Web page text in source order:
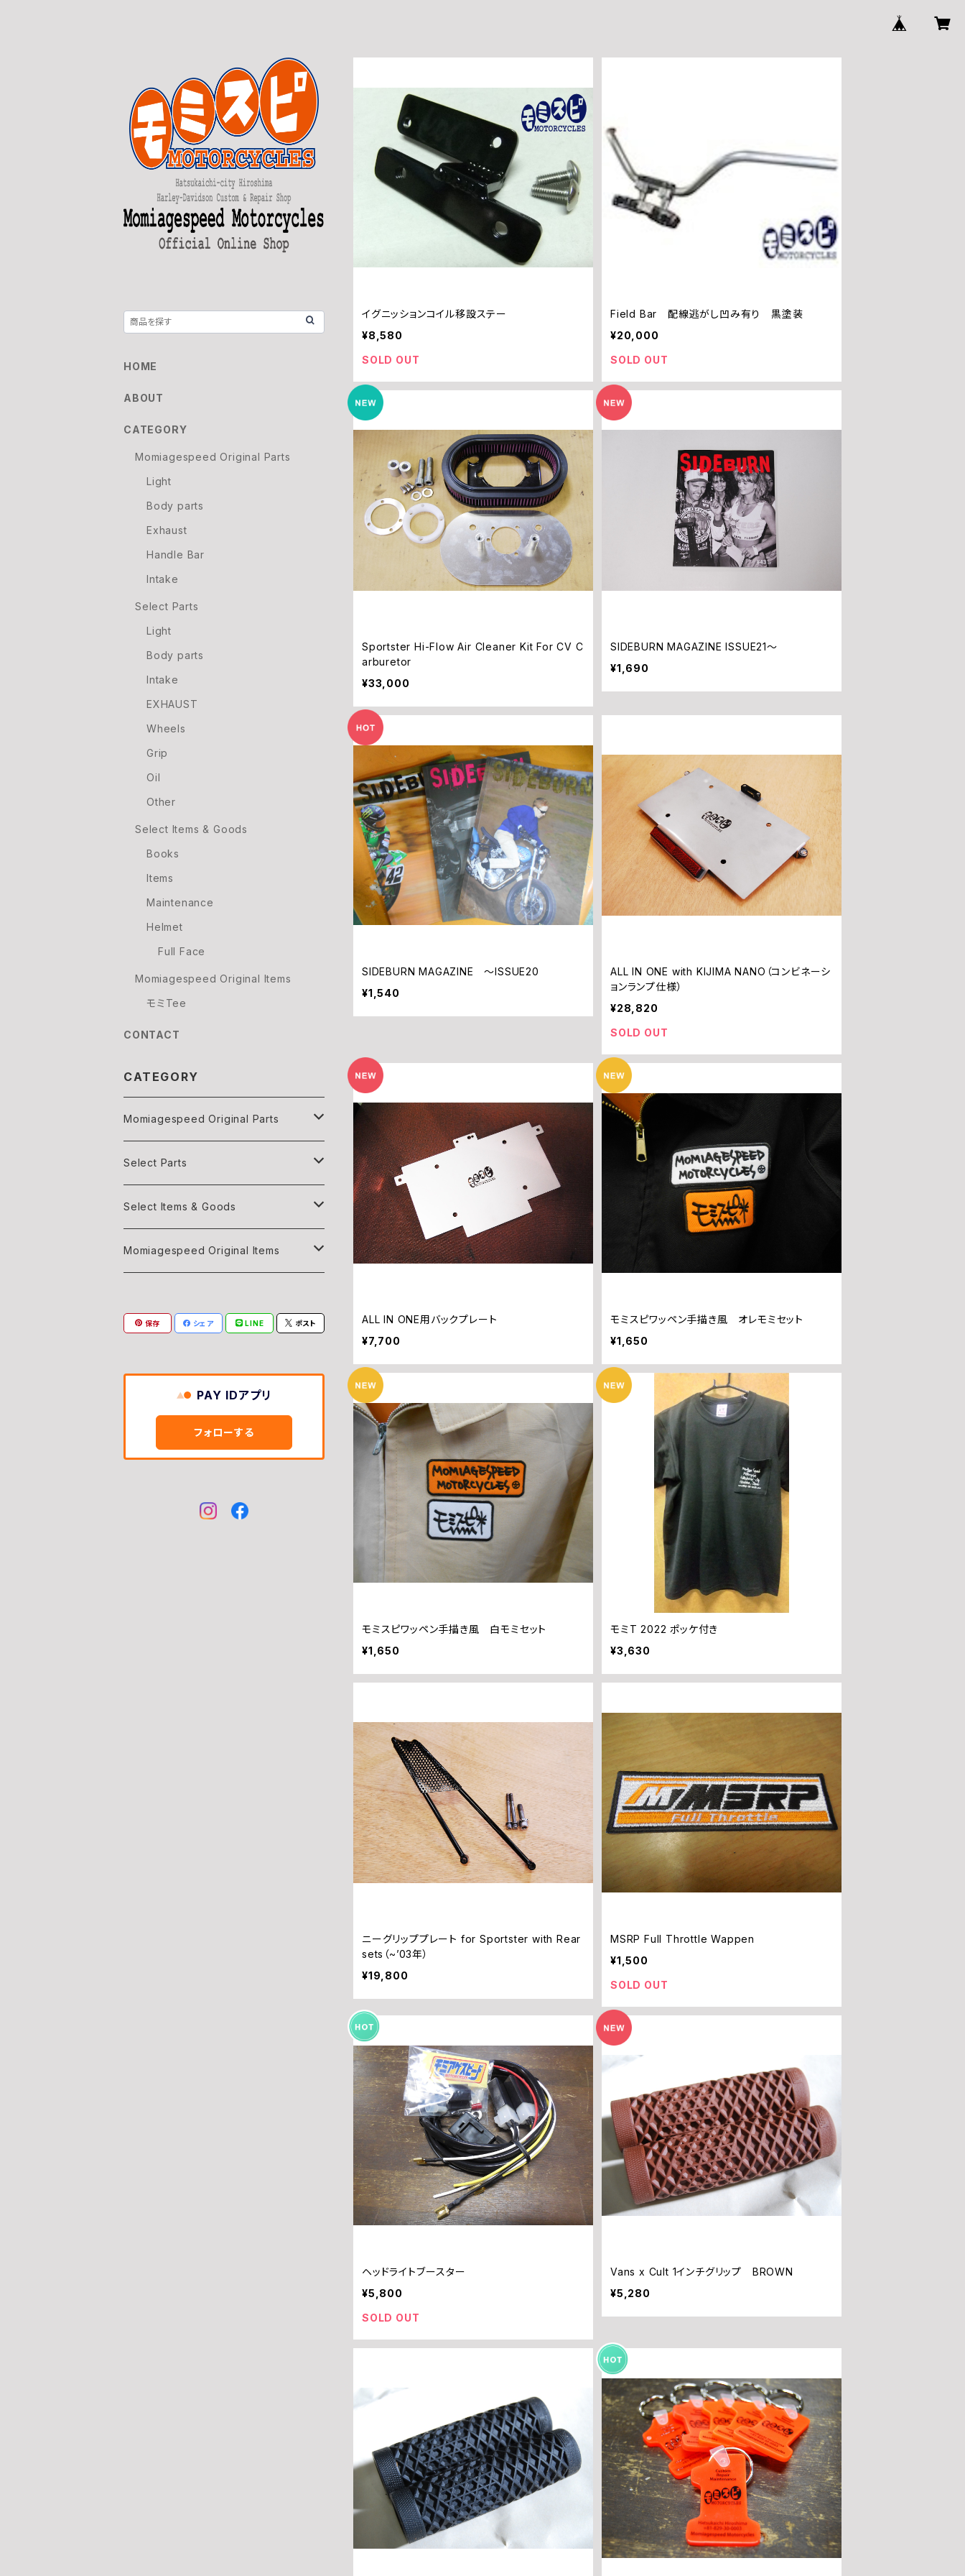
イグニッションコイル移設ステー
¥8,580
SOLD OUT
Field Bar 配線逃がし凹み有り 黒塗装
¥20,000
SOLD OUT
Sportster Hi-Flow Air Cleaner Kit For CV C
arburetor
¥33,000
SIDEBURN MAGAZINE ISSUE21～
¥1,690
SIDEBURN MAGAZINE ～ISSUE20
¥1,540
ALL IN ONE with KIJIMA NANO（コンビネーシ
ョンランプ仕様）
¥28,820
SOLD OUT
ALL IN ONE用バックプレート
¥7,700
モミスピワッペン手描き風 オレモミセット
¥1,650
モミスピワッペン手描き風 白モミセット
¥1,650
モミT 2022 ポッケ付き
¥3,630
ニーグリッププレート for Sportster with Rear
sets（~’03年）
¥19,800
MSRP Full Throttle Wappen
¥1,500
SOLD OUT
ヘッドライトブースター
¥5,800
SOLD OUT
Vans x Cult 1インチグリップ BROWN
¥5,280
HOME
ABOUT
CATEGORY
Momiagespeed Original Parts
Light
Body parts
Exhaust
Handle Bar
Intake
Select Parts
Light
Body parts
Intake
EXHAUST
Wheels
Grip
Oil
Other
Select Items & Goods
Books
Items
Maintenance
Helmet
Full Face
Momiagespeed Original Items
モミTee
CONTACT
CATEGORY
Momiagespeed Original Parts
Light
Body parts
Exhaust
Intake
Select Parts
Light
Body parts
EXHAUST
Select Items & Goods
Books
Maintenance
Momiagespeed Original Items
保存 シェア LINE ポスト
PAY IDアプリ
フォローする